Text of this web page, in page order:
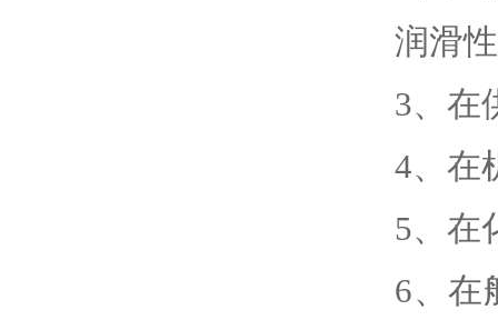
润滑
3、 在
4、 在
5、 在
6、在